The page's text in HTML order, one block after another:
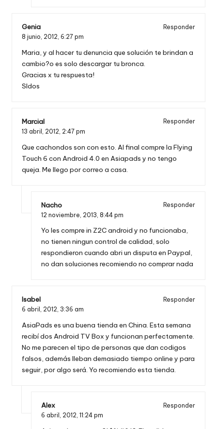
Genia
Responder
8 junio, 2012, 6:27 pm
Maria, y al hacer tu denuncia que solución te brindan a
cambio?o es solo descargar tu bronca.
Gracias x tu respuesta!
Sldos
Marcial
Responder
13 abril, 2012, 2:47 pm
Que cachondos son con esto. Al final compre la Flying
Touch 6 con Android 4.0 en Asiapads y no tengo
queja. Me llego por correo a casa.
Nacho
Responder
12 noviembre, 2013, 8:44 pm
Yo les compre in Z2C android y no funcionaba,
no tienen ningun control de calidad, solo
respondieron cuando abri un disputa en Paypal,
no dan soluciones recomiendo no comprar nada
Isabel
Responder
6 abril, 2012, 3:36 am
AsiaPads es una buena tienda en China. Esta semana
recibí dos Android TV Box y funcionan perfectamente.
No me parecen el tipo de personas que dan codigos
falsos, además lleban demasiado tiempo online y para
seguir, por algo será. Yo recomiendo esta tienda.
Alex
Responder
6 abril, 2012, 11:24 pm